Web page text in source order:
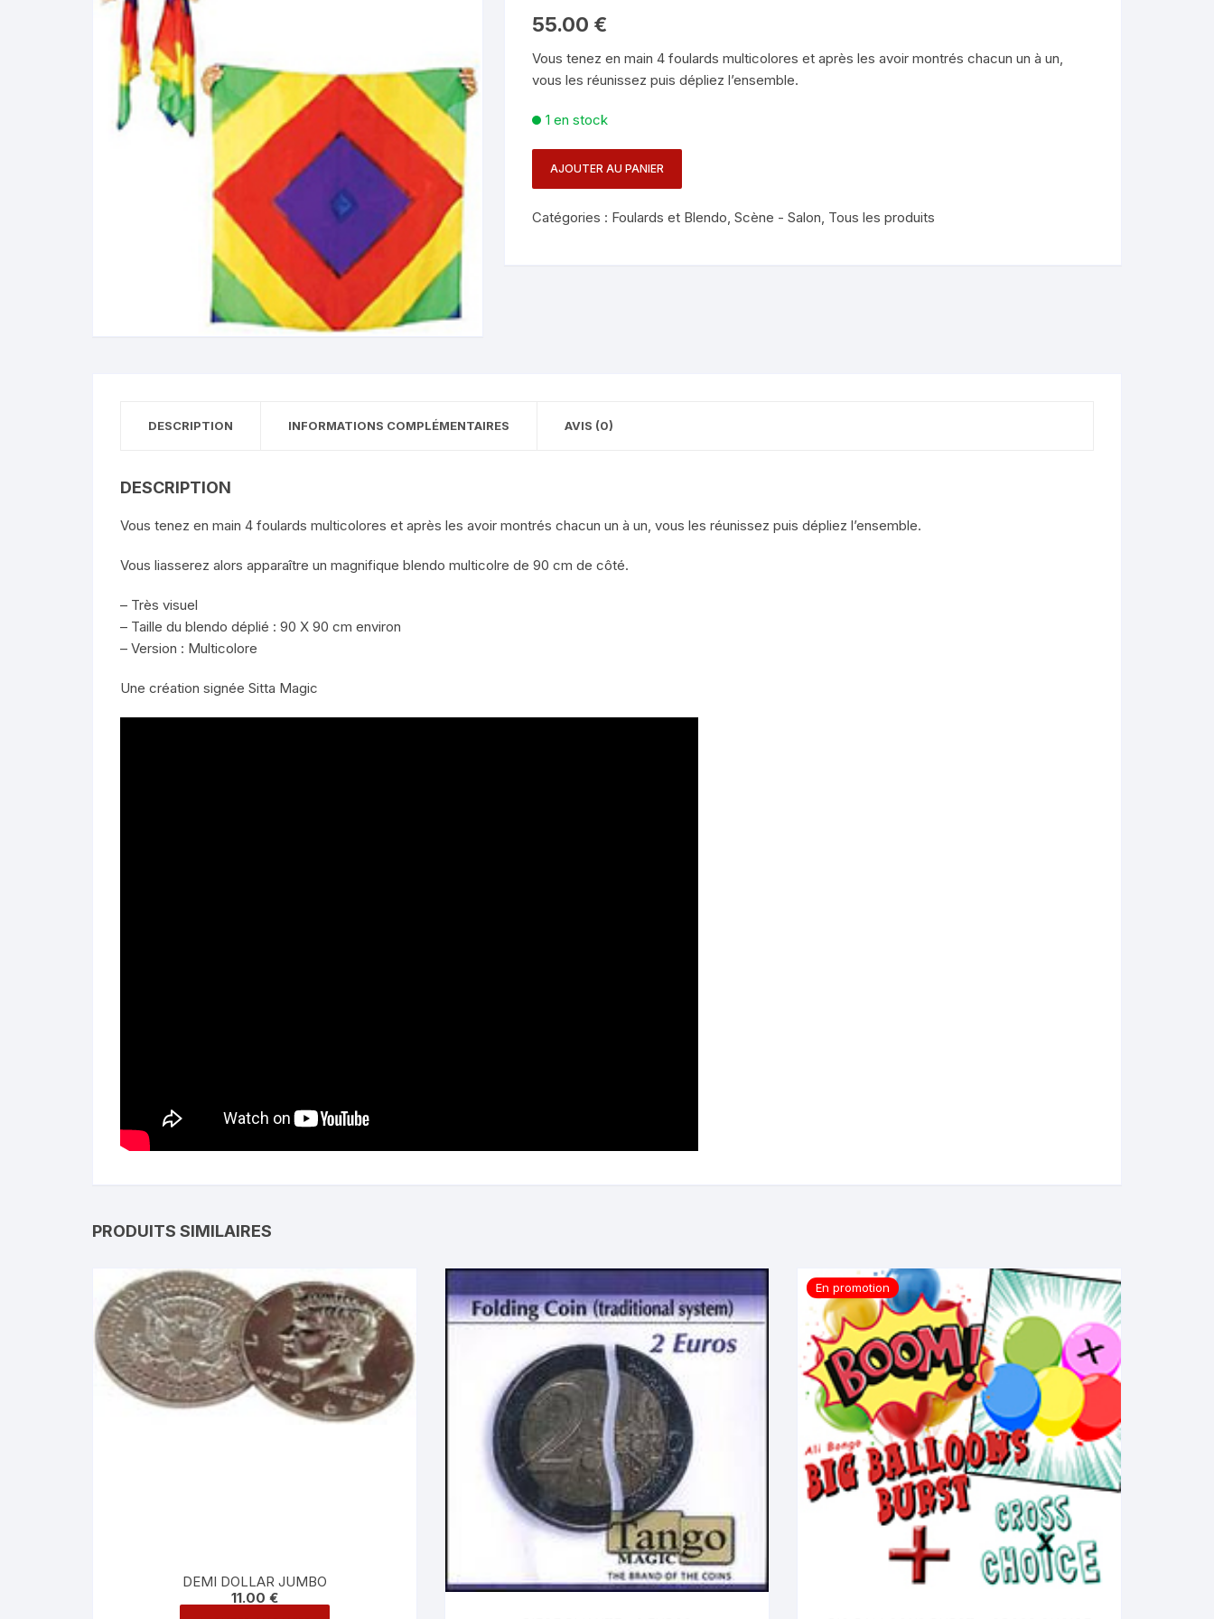
Chop Cup – GobeletsTours de corde
Neige – Rubans – Steamers
Ballons
Aimants
Roughing – Produits
55.00 €
Vous tenez en main 4 foulards multicolores et après les avoir montrés chacun un à un,
vous les réunissez puis dépliez l’ensemble.
1 en stock
SITTA
AJOUTER AU PANIER
Catégories : Foulards et Blendo, Scène - Salon, Tous les produits
DESCRIPTION INFORMATIONS COMPLÉMENTAIRES AVIS (0)
DESCRIPTION
Vous tenez en main 4 foulards multicolores et après les avoir montrés chacun un à un, vous les réunissez puis dépliez l’ensemble.
Vous liasserez alors apparaître un magnifique blendo multicolre de 90 cm de côté.
– Très visuel
– Taille du blendo déplié : 90 X 90 cm environ
– Version : Multicolore
Une création signée Sitta Magic
PRODUITS SIMILAIRES
DEMI DOLLAR JUMBO
11.00 €
En promotion